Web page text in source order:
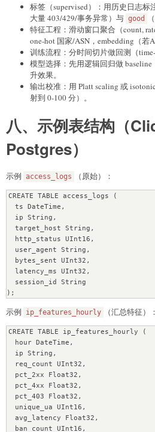
标签（supervised）：用历史日志标
大量 403/429/事务异常）与 good
特征工程：滑动窗口聚合（count,
one-hot 国家/ASN，embedding（若
训练流程：分时间切片做回测（
模型选择：先用逻辑回归做
升效果。
输出校准：用 Platt scaling 或
射到 0-100 分）。
八、示例表结构（
Postgres）
示例 access_logs （原始）：
CREATE TABLE access_logs (
示例 ip_features_hourly （汇总特征）：
CREATE TABLE ip_features_hourly (